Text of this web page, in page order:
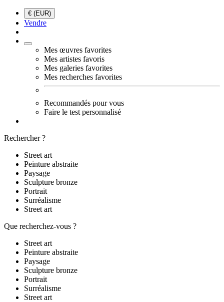
€ (EUR)
Vendre
Mes œuvres favorites
Mes artistes favoris
Mes galeries favorites
Mes recherches favorites
Recommandés pour vous
Faire le test personnalisé
Rechercher ?
Street art
Peinture abstraite
Paysage
Sculpture bronze
Portrait
Surréalisme
Street art
Que recherchez-vous ?
Street art
Peinture abstraite
Paysage
Sculpture bronze
Portrait
Surréalisme
Street art